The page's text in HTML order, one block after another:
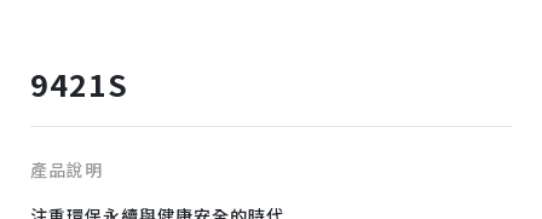
9421S
產品說明